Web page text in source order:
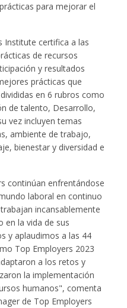
para mejorar el
Institute certifica a las
de recursos
y resultados
prácticas que
en 6 rubros como
de talento, Desarrollo,
vez incluyen temas
ambiente de trabajo,
bienestar y diversidad e
continúan enfrentándose
laboral en continuo
incansablemente
en la vida de sus
y aplaudimos a las 44
Top Employers 2023
a los retos y
la implementación
humanos", comenta
de Top Employers